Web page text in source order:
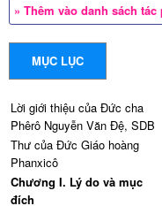
» Thêm vào danh sách
MỤC LỤC
Lời giới thiệu của Đức cha
Phêrô Nguyễn Văn Đệ, SDB
Thư của Đức Giáo hoàng
Phanxicô
Chương I. Lý do và mục
đích